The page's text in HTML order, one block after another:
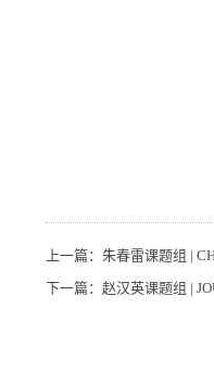
上一篇： 朱春雷课题组 |
下一篇： 赵汉英课题组 |